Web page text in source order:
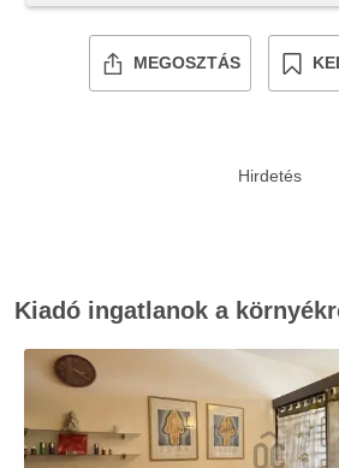
MEGOSZTÁS
Kiadó ingatlanok a